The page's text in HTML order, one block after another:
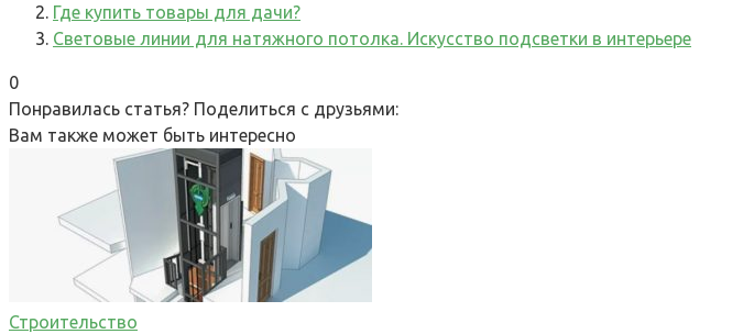
Где купить товары для дачи?
Световые линии для натяжного потолка. Искусство подсветки в интерьере
0
Понравилась статья? Поделиться с друзьями:
Вам также может быть интересно
Строительство